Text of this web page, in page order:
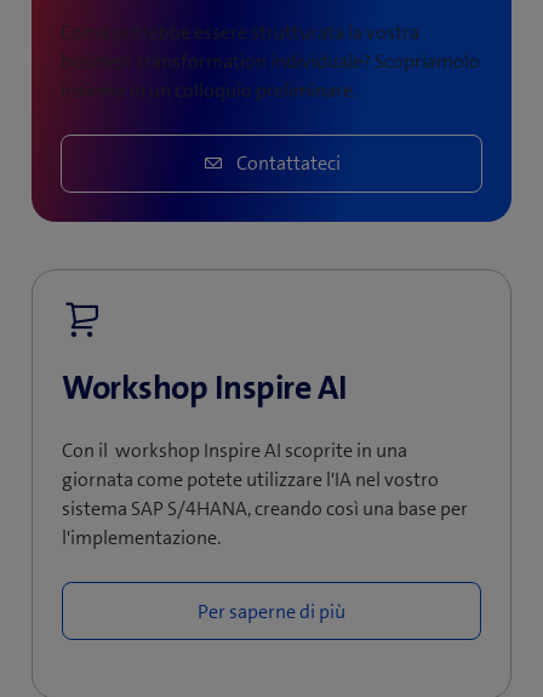
Come potrebbe essere strutturata la vostra
business transformation individuale? Scopriamolo
insieme in un colloquio preliminare.
Contattateci
Workshop Inspire AI
Con il workshop Inspire AI scoprite in una
giornata come potete utilizzare l'IA nel vostro
sistema SAP S/4HANA, creando così una base per
l'implementazione.
Per saperne di più